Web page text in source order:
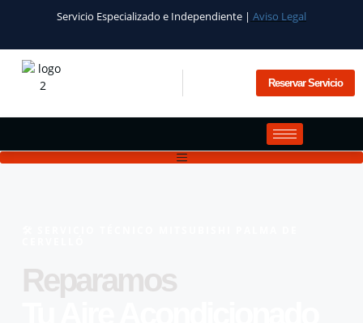
Servicio Especializado e Independiente | Aviso Legal
Reservar Servicio
Reparamos